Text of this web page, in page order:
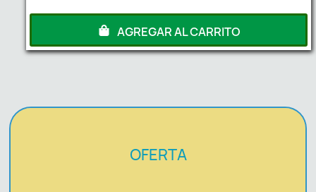
AGREGAR AL CARRITO
OFERTA